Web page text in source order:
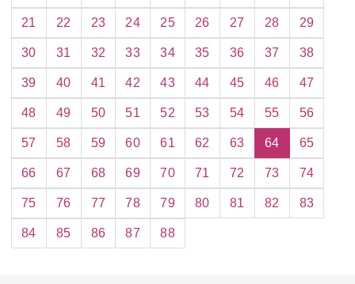
Mietendeckel soll zunächst fünf Jahre,
rückwirkend ab dem 18. Juni 2019, gelten.
21 22 23 24 25 26 27 28 29
30 31 32 33 34 35 36 37 38
39 40 41 42 43 44 45 46 47
48 49 50 51 52 53 54 55 56
57 58 59 60 61 62 63 64 65
66 67 68 69 70 71 72 73 74
75 76 77 78 79 80 81 82 83
84 85 86 87 88